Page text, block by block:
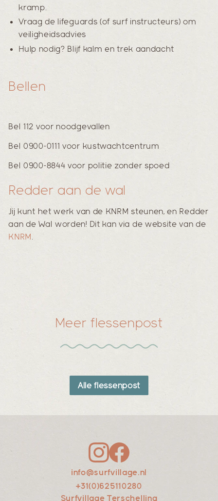
kramp.
Vraag de lifeguards (of surf instructeurs) om
veiligheidsadvies
Hulp nodig? Blijf kalm en trek aandacht
Bellen
Bel 112 voor noodgevallen
Bel 0900-0111 voor kustwachtcentrum
Bel 0900-8844 voor politie zonder spoed
Redder aan de wal
Jij kunt het werk van de KNRM steunen, en Redder
aan de Wal worden! Dit kan via de website van de
KNRM
Meer flessenpost
Alle flessenpost
info@surfvillage.nl
+31(0)625110280
Surfvillage Terschelling